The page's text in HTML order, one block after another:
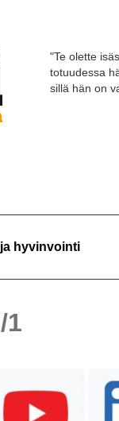
"Te olette
totuudessa
sillä hän on
hyvinvointi
1